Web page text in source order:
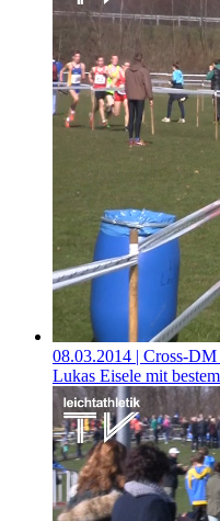
08.03.2014 | Cross-
Lukas Eisele mit